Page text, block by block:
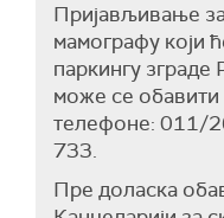
Пријављивање
мамографу који
паркингу
може се
телефоне: 011/
733.
Пре доласка